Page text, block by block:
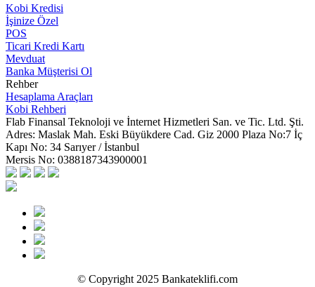
Kobi Kredisi
İşinize Özel
POS
Ticari Kredi Kartı
Mevduat
Banka Müşterisi Ol
Rehber
Hesaplama Araçları
Kobi Rehberi
Flab Finansal Teknoloji ve İnternet Hizmetleri San. ve Tic. Ltd. Şti.
Adres: Maslak Mah. Eski Büyükdere Cad. Giz 2000 Plaza No:7 İç
Kapı No: 34 Sarıyer / İstanbul
Mersis No: 0388187343900001
© Copyright 2025 Bankateklifi.com